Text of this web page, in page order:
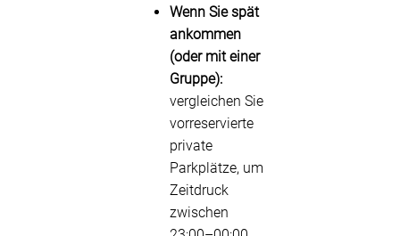
Wenn Sie spät
ankommen
(oder mit einer
Gruppe):
vergleichen Sie
vorreservierte
private
Parkplätze, um
Zeitdruck
zwischen